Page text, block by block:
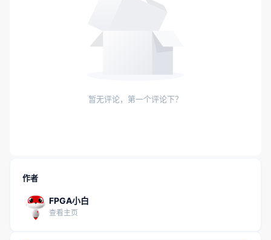
暂无评论，第一个评论下？
作者
FPGA小白
查看主页